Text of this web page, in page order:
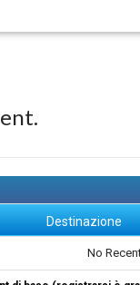
Destinazione
No